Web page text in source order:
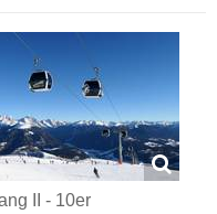
II - 10er